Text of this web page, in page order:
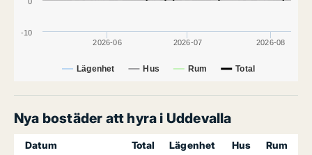
Lägenhet Hus Rum Total
2026-06 2026-07 2026-08
-10
Nya bostäder att hyra i Uddevalla
Datum Total Lägenhet Hus
Rum